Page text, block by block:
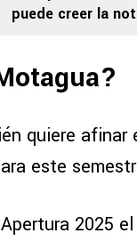
puede creer la
quiere afinar
este
2025